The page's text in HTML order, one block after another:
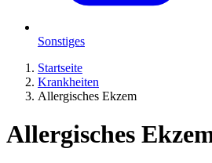
Sonstiges
Startseite
Krankheiten
Allergisches Ekzem
Allergisches